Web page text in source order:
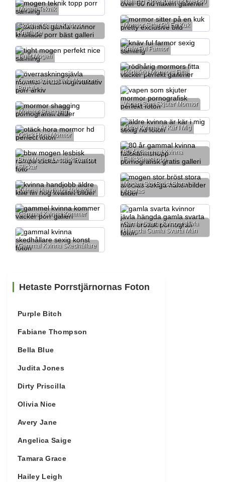
Naturlig Äldre Kvinnor Över 60
Mogen Teknik
Mormor Sitter På En Kuk
Skönhet Gamla Kvinnor
Knullade
Knäv Ful Farmor
Tight Mogen
Rödhårig Mormors Fitta
Överraskningsjävla Mormor
Brutal
Vapen Som Skjuter Mormor
Mormor Shagging
Äldre Kvinna Är Kär I Mig
Otäck Hora Mormor
80 År Gammal Kvinna
Fallskärmshopp
Bbw Mogen Lesbisk Rumpa
Slickar
Mogen Stor Bröst Stora
Areolas
Kvinna Handjobb Äldre Kille
Gammel Kvinna Kommer
Gamla Svarta Kvinnor Jävla
Hängda Gamla Svarta Män
Gammal Kvinna Skedhållare
Hetaste Porrstjärnornas Foton
Purple Bitch
Fabiane Thompson
Bella Blue
Judita Jones
Dirty Priscilla
Olivia Nice
Avery Jane
Angelica Saige
Tamara Grace
Hailey Leigh